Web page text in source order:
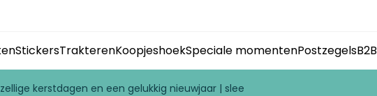
StickersTrakterenKoopjeshoekSpeciale momentenPostzegelsB2B
kerstdagen en een gelukkig nieuwjaar | slee